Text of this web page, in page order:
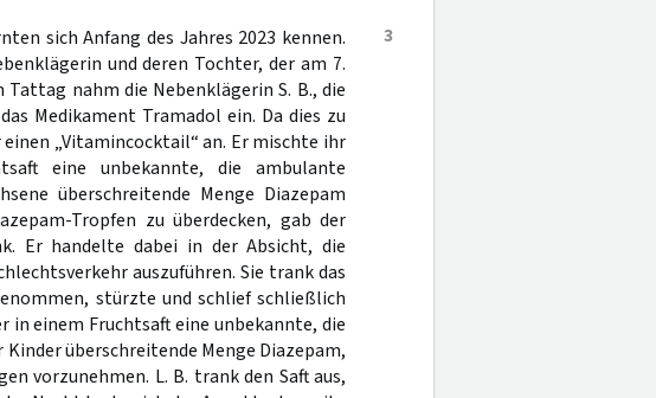
3
sich Anfang des Jahres 2023 kennen.
und deren Tochter, der am 7.
nahm die Nebenklägerin S. B., die
Medikament Tramadol ein. Da dies zu
„Vitamincocktail“ an. Er mischte ihr
eine unbekannte, die ambulante
überschreitende Menge Diazepam
Tropfen zu überdecken, gab der
Er handelte dabei in der Absicht, die
auszuführen. Sie trank das
stürzte und schlief schließlich
in einem Fruchtsaft eine unbekannte, die
überschreitende Menge Diazepam,
vorzunehmen. L. B. trank den Saft aus,